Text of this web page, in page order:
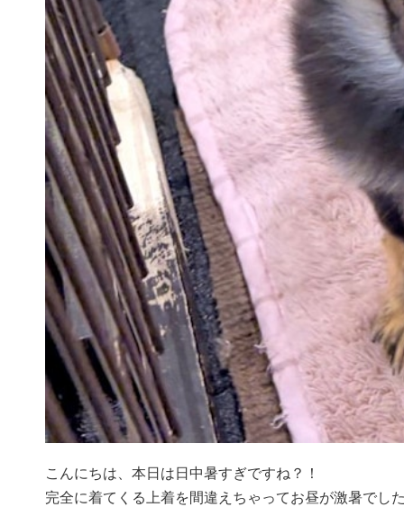
こんにちは、本日は日中暑すぎですね？！
完全に着てくる上着を間違えちゃってお昼が激暑でし